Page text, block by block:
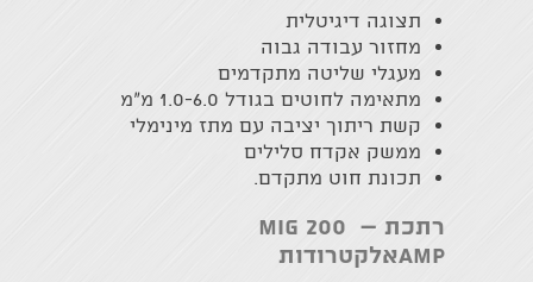
תצוגה דיגיטלית
מחזור עבודה גבוה
מעגלי שליטה מתקדמים
מתאימה לחוטים בגודל 1.0-6.0 מ״מ
קשת ריתוך יציבה עם מתז מינימלי
ממשק אקדח סלילים
תכונת חוט מתקדם.
רתכת – MIG 200
Ampאלקטרודות